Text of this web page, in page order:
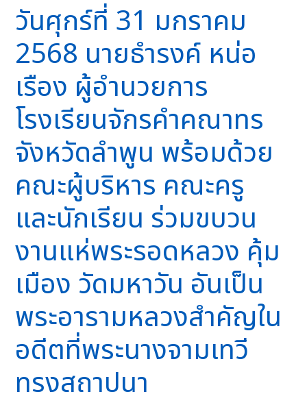
วันศุกร์ที่ 31 มกราคม
2568 นายธำรงค์ หน่อ
เรือง ผู้อำนวยการ
โรงเรียนจักรคำคณาทร
จังหวัดลำพูน พร้อมด้วย
คณะผู้บริหาร คณะครู
และนักเรียน ร่วมขบวน
งานแห่พระรอดหลวง คุ้ม
เมือง วัดมหาวัน อันเป็น
พระอารามหลวงสำคัญใน
อดีตที่พระนางจามเทวี
ทรงสถาปนา